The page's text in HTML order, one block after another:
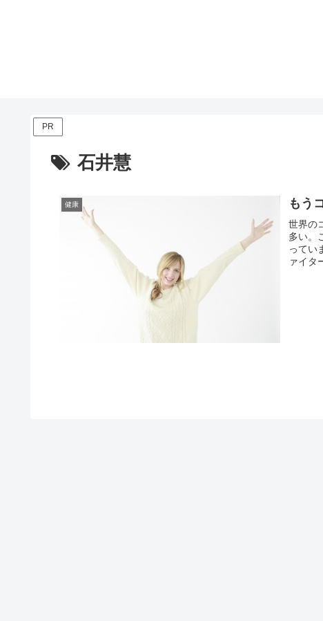
PR
石井慧
健康 もう
世界の
多い。
ってい
ァイタ